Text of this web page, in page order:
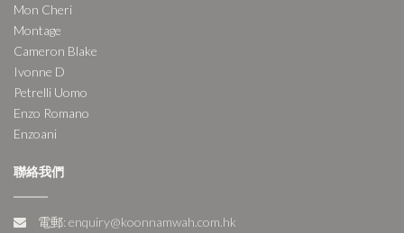
Mon Cheri
Montage
Cameron Blake
Ivonne D
Petrelli Uomo
Enzo Romano
Enzoani
聯絡我們
電郵: enquiry@koonnamwah.com.hk